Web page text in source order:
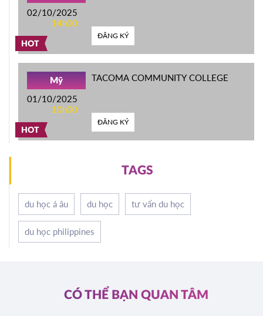
HOT
02/10/2025
14h00
ĐĂNG KÝ
HOT
Mỹ
01/10/2025
10h00
TACOMA COMMUNITY COLLEGE
ĐĂNG KÝ
TAGS
du học á âu du học tư vấn du học
du học philippines
CÓ THỂ BẠN QUAN TÂM